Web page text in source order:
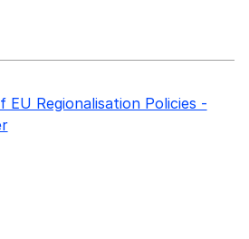
EU Regionalisation Policies -